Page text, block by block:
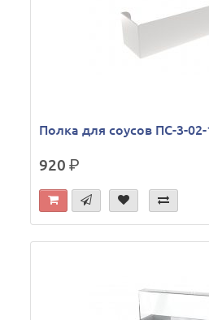
Полка для соусов ПС-3-
920р.